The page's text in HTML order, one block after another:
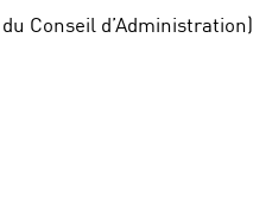
Conseil d’Administration)